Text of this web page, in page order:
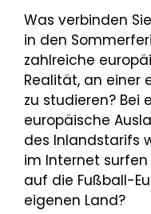
Was verbinden
in den
zahlreiche
Realität, an einer
zu studieren? Bei
europäische
des Inlandstarifs
im Internet surfen
auf die Fußball-
eigenen Land?